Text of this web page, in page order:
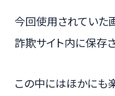
今回使用されていた
詐欺サイト内に保存
この中にはほかにも